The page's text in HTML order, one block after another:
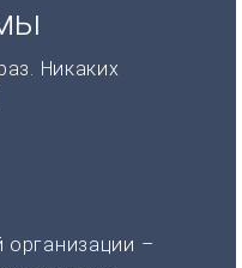
Никаких
организации –